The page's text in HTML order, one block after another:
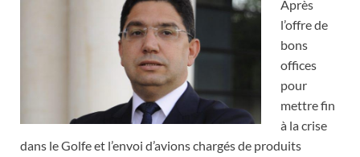
Après
l’offre de
bons
offices
pour
mettre fin
à la crise
dans le Golfe et l’envoi d’avions chargés de produits